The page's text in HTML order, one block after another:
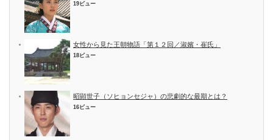
19ビュー
女性から見た王朝物語「第１２回／淑嬪・崔氏」
18ビュー
昭顕世子（ソヒョンセジャ）の悲劇的な最期とは？
16ビュー